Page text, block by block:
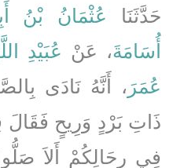
حَدَّثَنَا عُثْمَانُ بْنُ
أُسَامَةَ، عَنْ عُبَيْدِ
عُمَرَ ، أَنَّهُ نَادَى
ذَاتِ بَرْدٍ وَرِيحٍ فَقَالَ
فِي رِحَالِكُمْ أَلاَ